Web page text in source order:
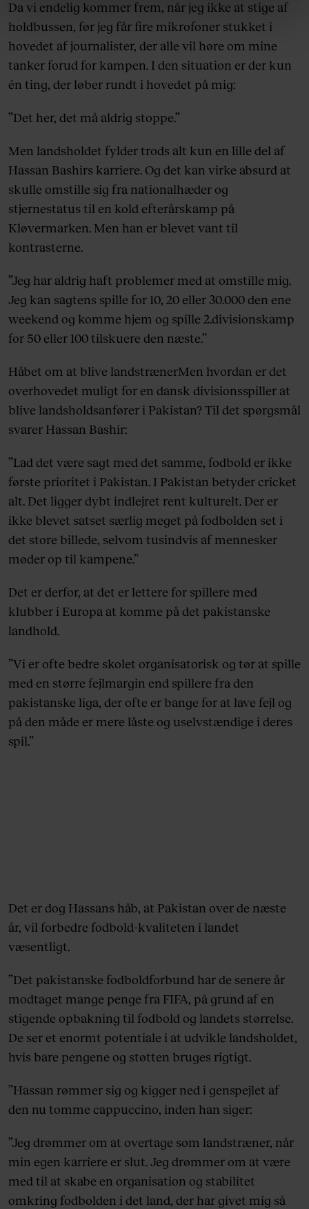
om vores brug af cookies, samarbejdspartnere og
behandling af dine personoplysninger i forbindelse
hermed i både voresprivatlivspolitik ogcookiepolitik
Da vi endelig kommer frem, når jeg ikke at stige af
holdbussen, før jeg får fire mikrofoner stukket i
hovedet af journalister, der alle vil høre om mine
tanker forud for kampen. I den situation er der kun
én ting, der løber rundt i hovedet på mig:
”Det her, det må aldrig stoppe.”
Men landsholdet fylder trods alt kun en lille del af
Hassan Bashirs karriere. Og det kan virke absurd at
skulle omstille sig fra nationalhæder og
stjernestatus til en kold efterårskamp på
Kløvermarken. Men han er blevet vant til
kontrasterne.
”Jeg har aldrig haft problemer med at omstille mig.
Jeg kan sagtens spille for 10, 20 eller 30.000 den ene
weekend og komme hjem og spille 2.divisionskamp
for 50 eller 100 tilskuere den næste.”
Håbet om at blive landstrænerMen hvordan er det
overhovedet muligt for en dansk divisionsspiller at
blive landsholdsanfører i Pakistan? Til det spørgsmål
svarer Hassan Bashir:
”Lad det være sagt med det samme, fodbold er ikke
første prioritet i Pakistan. I Pakistan betyder cricket
alt. Det ligger dybt indlejret rent kulturelt. Der er
ikke blevet satset særlig meget på fodbolden set i
det store billede, selvom tusindvis af mennesker
møder op til kampene.”
Det er derfor, at det er lettere for spillere med
klubber i Europa at komme på det pakistanske
landhold.
”Vi er ofte bedre skolet organisatorisk og tør at spille
med en større fejlmargin end spillere fra den
pakistanske liga, der ofte er bange for at lave fejl og
på den måde er mere låste og uselvstændige i deres
spil.”
Det er dog Hassans håb, at Pakistan over de næste
år, vil forbedre fodbold-kvaliteten i landet
væsentligt.
”Det pakistanske fodboldforbund har de senere år
modtaget mange penge fra FIFA, på grund af en
stigende opbakning til fodbold og landets størrelse.
De ser et enormt potentiale i at udvikle landsholdet,
hvis bare pengene og støtten bruges rigtigt.
”Hassan rømmer sig og kigger ned i genspejlet af
den nu tomme cappuccino, inden han siger:
”Jeg drømmer om at overtage som landstræner, når
min egen karriere er slut. Jeg drømmer om at være
med til at skabe en organisation og stabilitet
omkring fodbolden i det land, der har givet mig så